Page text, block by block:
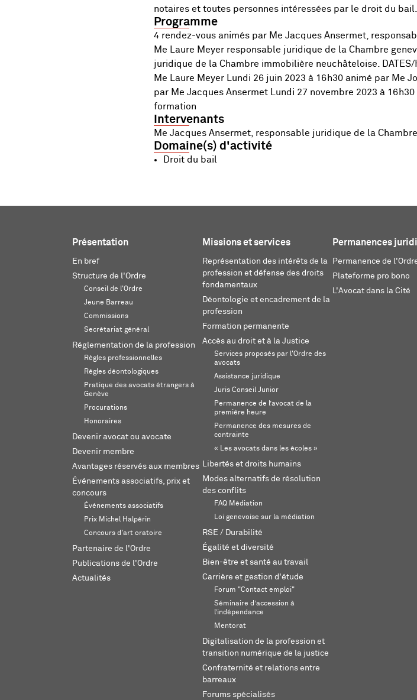
notaires et toutes personnes intéressées par le droit du bail.
Programme
4 rendez-vous animés par Me Jacques Ansermet,
Me Laure Meyer responsable juridique de la Chambre
juridique de la Chambre immobilière neuchâteloise.
Me Laure Meyer Lundi 26 juin 2023 à 16h30 animé par Me
par Me Jacques Ansermet Lundi 27 novembre 2023 à
formation
Intervenants
Me Jacques Ansermet, responsable juridique de la
Domaine(s) d'activité
Droit du bail
Présentation
En bref
Structure de l'Ordre
Conseil de l'Ordre
Jeune Barreau
Commissions
Secrétariat général
Réglementation de la profession
Règles professionnelles
Règles déontologiques
Pratique des avocats étrangers à
Genève
Procurations
Honoraires
Devenir avocat ou avocate
Devenir membre
Avantages réservés aux membres
Événements associatifs, prix et
concours
Événements associatifs
Prix Michel Halpérin
Concours d'art oratoire
Partenaire de l'Ordre
Publications de l'Ordre
Actualités
Missions et services
Représentation des intérêts de la
profession et défense des droits
fondamentaux
Déontologie et encadrement de la
profession
Formation permanente
Accès au droit et à la Justice
Services proposés par l'Ordre des
avocats
Assistance juridique
Juris Conseil Junior
Permanence de l’avocat de la
première heure
Permanence des mesures de
contrainte
« Les avocats dans les écoles »
Libertés et droits humains
Modes alternatifs de résolution
des conflits
FAQ Médiation
Loi genevoise sur la médiation
RSE / Durabilité
Égalité et diversité
Bien-être et santé au travail
Carrière et gestion d'étude
Forum "Contact emploi"
Séminaire d’accession à
l’indépendance
Mentorat
Digitalisation de la profession et
transition numérique de la justice
Confraternité et relations entre
barreaux
Forums spécialisés
Permanences
Permanence de
Plateforme pro bono
L'Avocat dans la Cité